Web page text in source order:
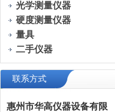
光学测量仪器
硬度测量仪器
量具
二手仪器
联系方式
惠州市华高仪器设备有限